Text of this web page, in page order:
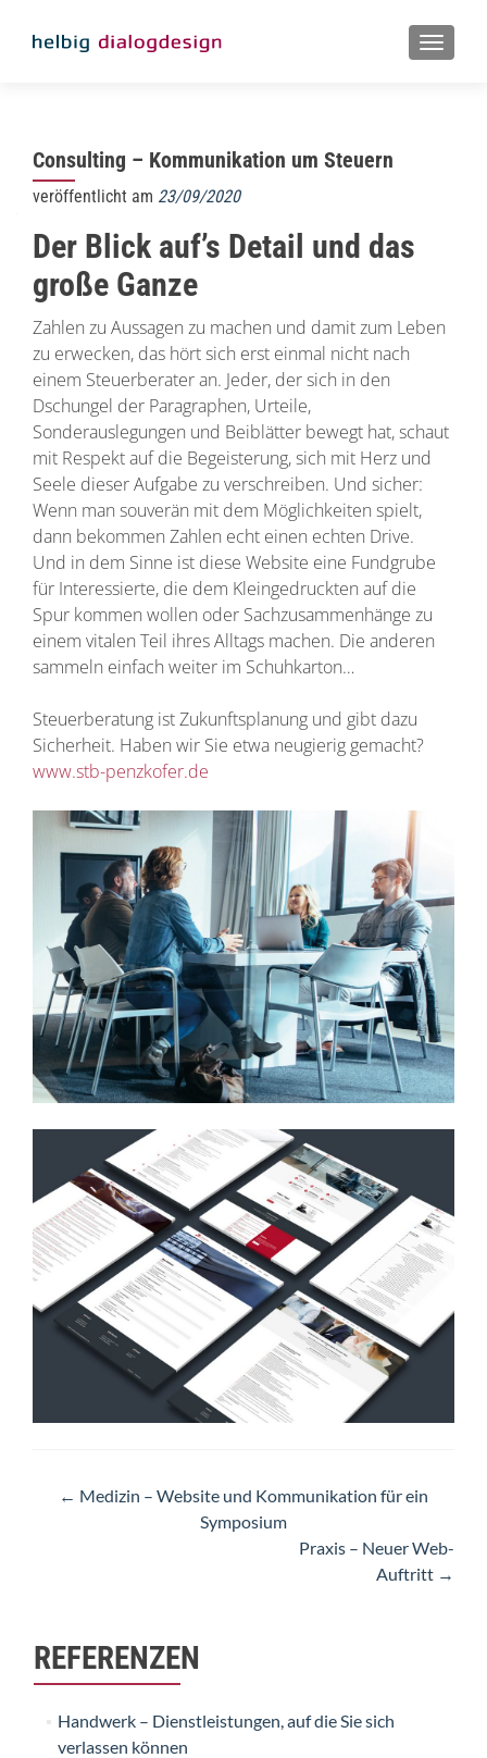
MENU
Consulting – Kommunikation um Steuern
veröffentlicht am 23/09/2020
Der Blick auf’s Detail und das
große Ganze
Zahlen zu Aussagen zu machen und damit zum Leben
zu erwecken, das hört sich erst einmal nicht nach
einem Steuerberater an. Jeder, der sich in den
Dschungel der Paragraphen, Urteile,
Sonderauslegungen und Beiblätter bewegt hat, schaut
mit Respekt auf die Begeisterung, sich mit Herz und
Seele dieser Aufgabe zu verschreiben. Und sicher:
Wenn man souverän mit dem Möglichkeiten spielt,
dann bekommen Zahlen echt einen echten Drive.
Und in dem Sinne ist diese Website eine Fundgrube
für Interessierte, die dem Kleingedruckten auf die
Spur kommen wollen oder Sachzusammenhänge zu
einem vitalen Teil ihres Alltags machen. Die anderen
sammeln einfach weiter im Schuhkarton…
Steuerberatung ist Zukunftsplanung und gibt dazu
Sicherheit. Haben wir Sie etwa neugierig gemacht?
www.stb-penzkofer.de
Artikel-
← Medizin – Website und Kommunikation für ein
Symposium
Praxis – Neuer Web-
Auftritt →
REFERENZEN
Handwerk – Dienstleistungen, auf die Sie sich
verlassen können